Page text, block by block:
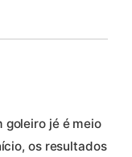
goleiro jé é meio
os resultados